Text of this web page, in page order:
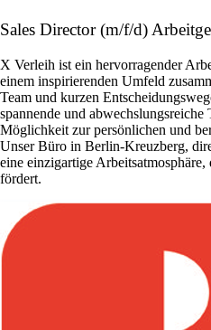
Sales Director (m/f/d)
X Verleih ist ein hervorragender
einem inspirierenden Umfeld
Team und kurzen
spannende und
Möglichkeit zur persönlichen und
Unser Büro in Berlin-Kreuzberg,
eine einzigartige
fördert.